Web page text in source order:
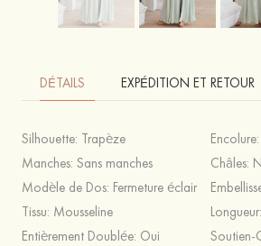
DÉTAILS EXPÉDITION ET RETOUR
Silhouette: Trapèze Encolure:
Manches: Sans manches Châles:
Modèle de Dos: Fermeture éclair
Tissu: Mousseline Longueur:
Entièrement Doublée: Oui Soutien-